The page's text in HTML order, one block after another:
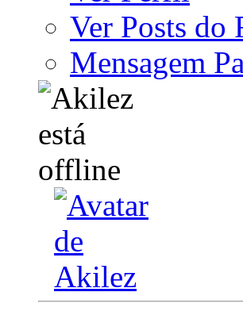
Ver Posts do
Mensagem